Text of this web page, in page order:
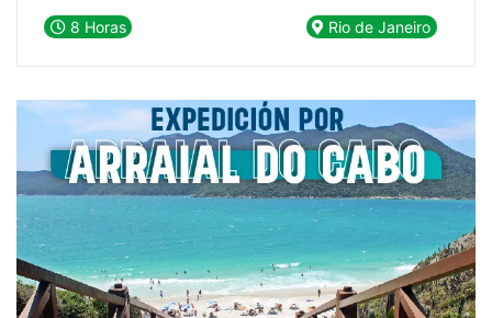
una experiencia única!
8 Horas Rio de Janeiro